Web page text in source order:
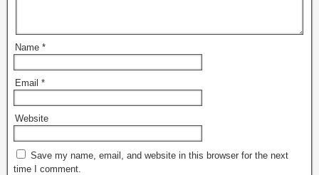
Name *
Email *
Website
Save my name, email, and website in this browser for the next
time I comment.